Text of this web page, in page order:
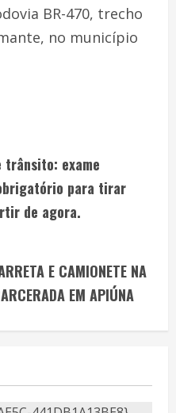
BR-470, trecho
no município
trânsito: exame
para tirar
de agora.
E CAMIONETE NA
EM APIÚNA